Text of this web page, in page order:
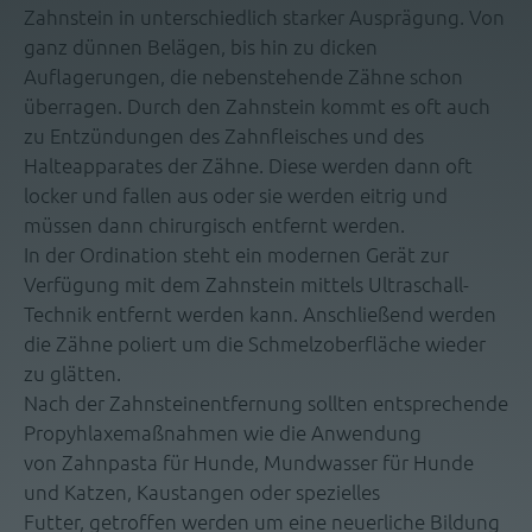
Zahnstein in unterschiedlich starker Ausprägung. Von
ganz dünnen Belägen, bis hin zu dicken
Auflagerungen, die nebenstehende Zähne schon
überragen. Durch den Zahnstein kommt es oft auch
zu Entzündungen des Zahnfleisches und des
Halteapparates der Zähne. Diese werden dann oft
locker und fallen aus oder sie werden eitrig und
müssen dann chirurgisch entfernt werden.
In der Ordination steht ein modernen Gerät zur
Verfügung mit dem Zahnstein mittels Ultraschall-
Technik entfernt werden kann. Anschließend werden
die Zähne poliert um die Schmelzoberfläche wieder
zu glätten.
Nach der Zahnsteinentfernung sollten entsprechende
Propyhlaxemaßnahmen wie die Anwendung
von Zahnpasta für Hunde, Mundwasser für Hunde
und Katzen, Kaustangen oder spezielles
Futter, getroffen werden um eine neuerliche Bildung